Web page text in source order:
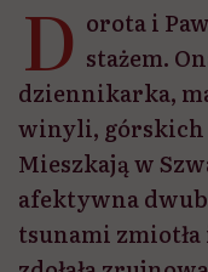
D orota i
stażem.
dziennikarka,
winyli, górskich
Mieszkają w
afektywna
tsunami zmiotła